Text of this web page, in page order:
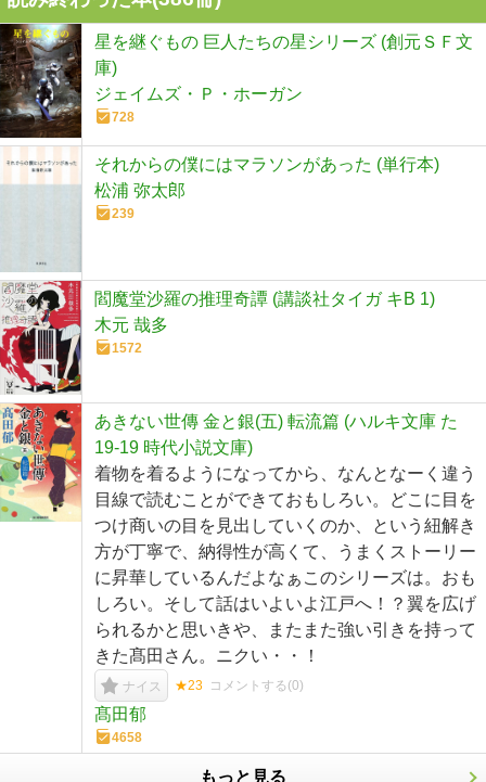
星を継ぐもの 巨人たちの星シリーズ (創元ＳＦ文
庫)
ジェイムズ・Ｐ・ホーガン
728
それからの僕にはマラソンがあった (単行本)
松浦 弥太郎
239
閻魔堂沙羅の推理奇譚 (講談社タイガ キB 1)
木元 哉多
1572
あきない世傳 金と銀(五) 転流篇 (ハルキ文庫 た
19-19 時代小説文庫)
着物を着るようになってから、なんとなーく違う
目線で読むことができておもしろい。どこに目を
つけ商いの目を見出していくのか、という紐解き
方が丁寧で、納得性が高くて、うまくストーリー
に昇華しているんだよなぁこのシリーズは。おも
しろい。そして話はいよいよ江戸へ！？翼を広げ
られるかと思いきや、またまた強い引きを持って
きた髙田さん。ニクい・・！
ナイス ★23 コメントする(0)
髙田郁
4658
もっと見る